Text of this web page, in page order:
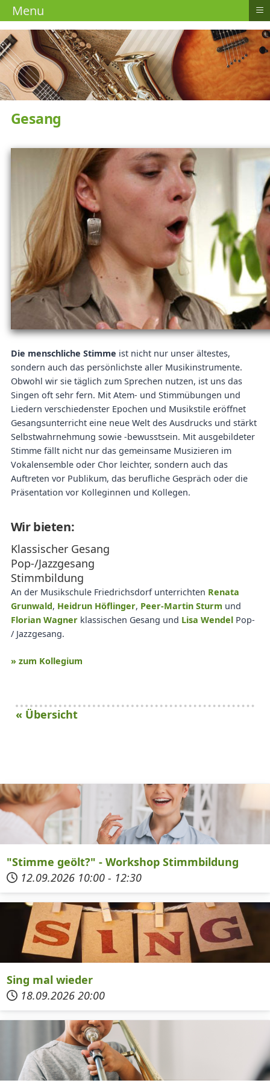
Gesang
Die menschliche Stimme ist nicht nur unser ältestes,
sondern auch das persönlichste aller Musikinstrumente.
Obwohl wir sie täglich zum Sprechen nutzen, ist uns das
Singen oft sehr fern. Mit Atem- und Stimmübungen und
Liedern verschiedenster Epochen und Musikstile eröffnet
Gesangsunterricht eine neue Welt des Ausdrucks und stärkt
Selbstwahrnehmung sowie -bewusstsein. Mit ausgebildeter
Stimme fällt nicht nur das gemeinsame Musizieren im
Vokalensemble oder Chor leichter, sondern auch das
Auftreten vor Publikum, das berufliche Gespräch oder die
Präsentation vor Kolleginnen und Kollegen.
Wir bieten:
Klassischer Gesang
Pop-/Jazzgesang
Stimmbildung
An der Musikschule Friedrichsdorf unterrichten Renata
Grunwald, Heidrun Höflinger, Peer-Martin Sturm und
Florian Wagnerklassischen Gesang und Lisa WendelPop-
/ Jazzgesang.
» zum Kollegium
« Übersicht
"Stimme geölt?" - Workshop Stimmbildung
12.09.2026 10:00 - 12:30
Sing mal wieder
18.09.2026 20:00
Menu ≡